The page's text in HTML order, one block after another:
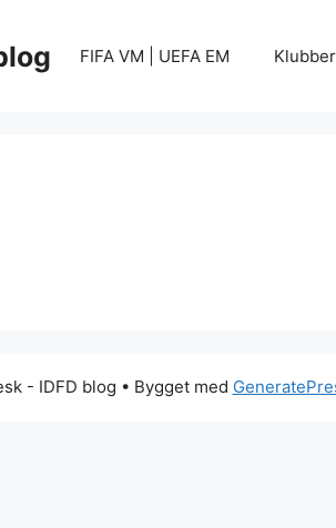
FIFA VM | UEFA EM Klubber
- IDFD blog • Bygget med